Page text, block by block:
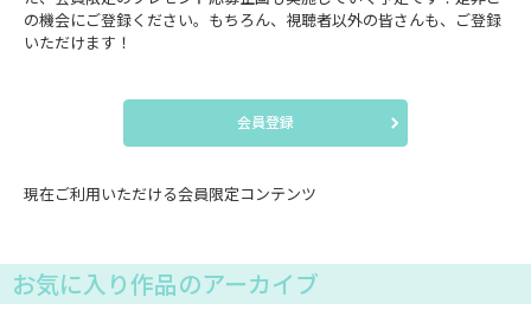
の機会にご登録ください。もちろん、視聴者以外の皆さんも、ご登録
いただけます！
会員登録
現在ご利用いただける会員限定コンテンツ
お気に入り作品のアーカイブ